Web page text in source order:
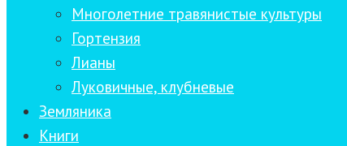
Многолетние травянистые культуры
Гортензия
Лианы
Луковичные, клубневые
Земляника
Книги